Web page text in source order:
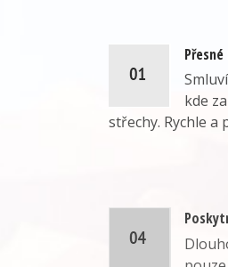
kde
střechy. Rychle a